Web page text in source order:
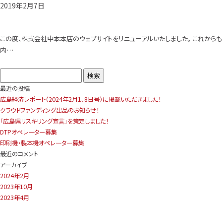
2019年2月7日
この度、株式会社中本本店のウェブサイトをリニューアルいたしました。 これからも
内…
索:
最近の投稿
広島経済レポート（2024年2月1、8日号）に掲載いただきました！
クラウドファンディング出品のお知らせ！
「広島県リスキリング宣言」を策定しました！
DTPオペレーター募集
印刷機・製本機オペレーター募集
最近のコメント
アーカイブ
2024年2月
2023年10月
2023年4月